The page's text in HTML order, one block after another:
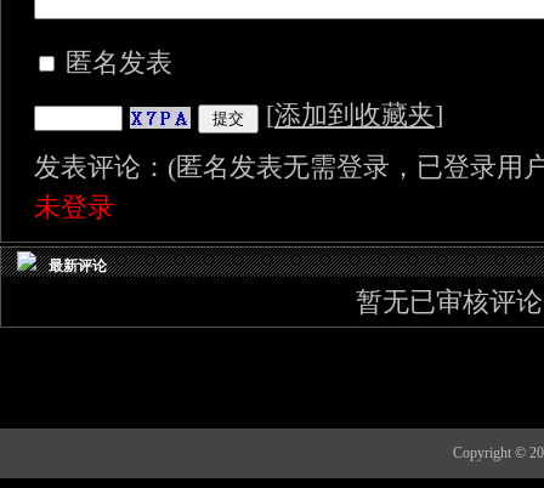
匿名发表
[添加到收藏夹]
发表评论：(匿名发表无需登录，已登录用
未登录
最新评论
暂无已审核评
Copyright ©